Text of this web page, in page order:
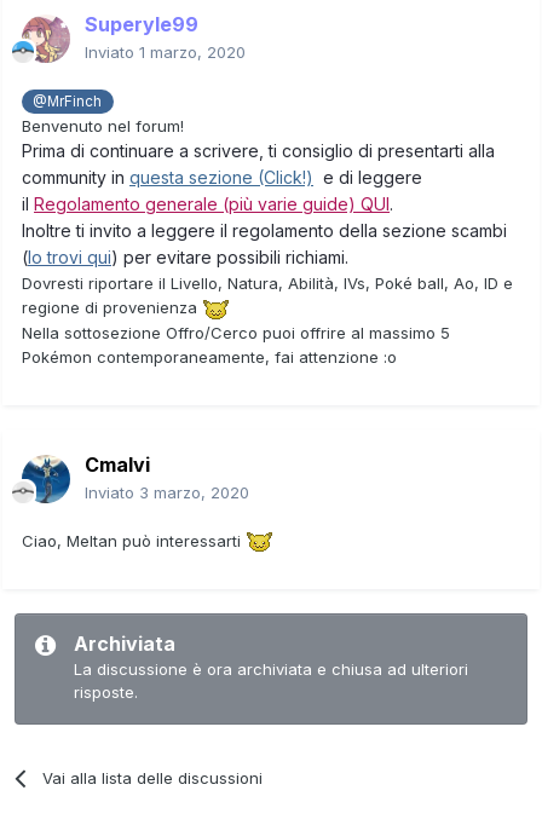
Superyle99
Inviato 1 marzo, 2020
@MrFinch
Benvenuto nel forum!
Prima di continuare a scrivere, ti consiglio di presentarti alla
community in questa sezione (Click!) e di leggere
il Regolamento generale (più varie guide) QUI.
Inoltre ti invito a leggere il regolamento della sezione scambi
(lo trovi qui) per evitare possibili richiami.
Dovresti riportare il Livello, Natura, Abilità, IVs, Poké ball, Ao, ID e
regione di provenienza
Nella sottosezione Offro/Cerco puoi offrire al massimo 5
Pokémon contemporaneamente, fai attenzione :o
Cmalvi
Inviato 3 marzo, 2020
Ciao, Meltan può interessarti
Archiviata
La discussione è ora archiviata e chiusa ad ulteriori
risposte.
Vai alla lista delle discussioni